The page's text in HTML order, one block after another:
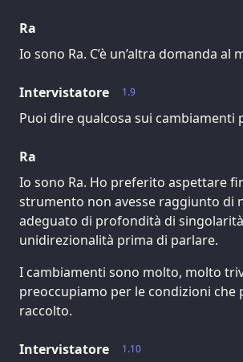
Ra
Io sono Ra. C’è un’altra domanda al
1.9
Intervistatore
Puoi dire qualcosa sui cambiamenti
Ra
Io sono Ra. Ho preferito aspettare
strumento non avesse raggiunto di
adeguato di profondità di
unidirezionalità prima di parlare.
I cambiamenti sono molto, molto
preoccupiamo per le condizioni che
raccolto.
1.10
Intervistatore